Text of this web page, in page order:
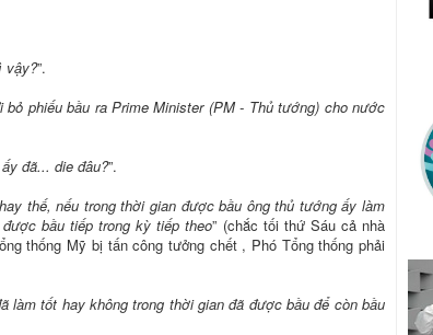
vậy?”.
phiếu bầu ra Prime Minister (PM - Thủ tướng) cho nước
đã... die đâu?”.
thế, nếu trong thời gian được bầu ông thủ tướng ấy làm
bầu tiếp trong kỳ tiếp theo” (chắc tối thứ Sáu cả nhà
thống Mỹ bị tấn công tưởng chết , Phó Tổng thống phải
làm tốt hay không trong thời gian đã được bầu để còn bầu